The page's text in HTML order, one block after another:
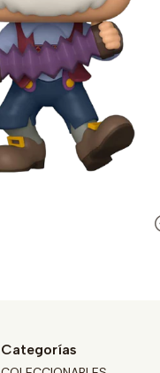
Categorías